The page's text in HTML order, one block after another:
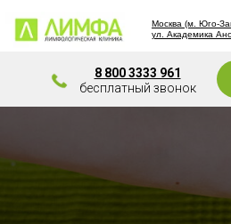
8 800 3333 961
бесплатный звонок
Москва (м. Юго-
ул. Академика